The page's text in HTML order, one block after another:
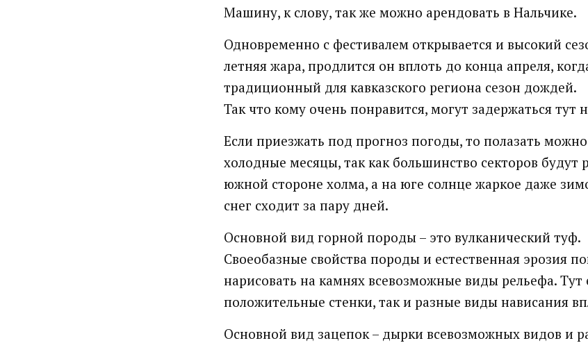
Машину, к слову, так же можно арендовать в Нальчике.
Одновременно с фестивалем открывается и высокий
летняя жара, продлится он вплоть до конца апреля,
традиционный для кавказского региона сезон дождей.
Так что кому очень понравится, могут задержаться тут
Если приезжать под прогноз погоды, то полазать
холодные месяцы, так как большинство секторов будут
южной стороне холма, а на юге солнце жаркое даже
снег сходит за пару дней.
Основной вид горной породы – это вулканический туф.
Своеобазные свойства породы и естественная эрозия
нарисовать на камнях всевозможные виды рельефа. Тут
положительные стенки, так и разные виды нависания
Основной вид зацепок – дырки всевозможных видов и